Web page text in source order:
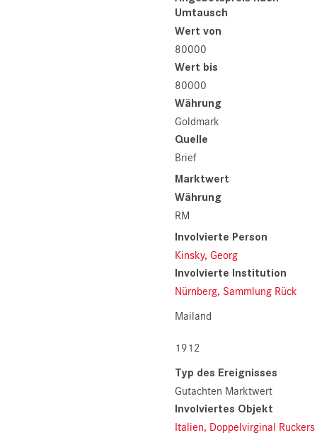
Umtausch
Wert von
80000
Wert bis
80000
Währung
Goldmark
Quelle
Brief
Marktwert
Währung
RM
Involvierte Person
Kinsky, Georg
Involvierte Institution
Nürnberg, Sammlung Rück
Mailand
1912
Typ des Ereignisses
Gutachten Marktwert
Involviertes Objekt
Italien, Doppelvirginal Ruckers